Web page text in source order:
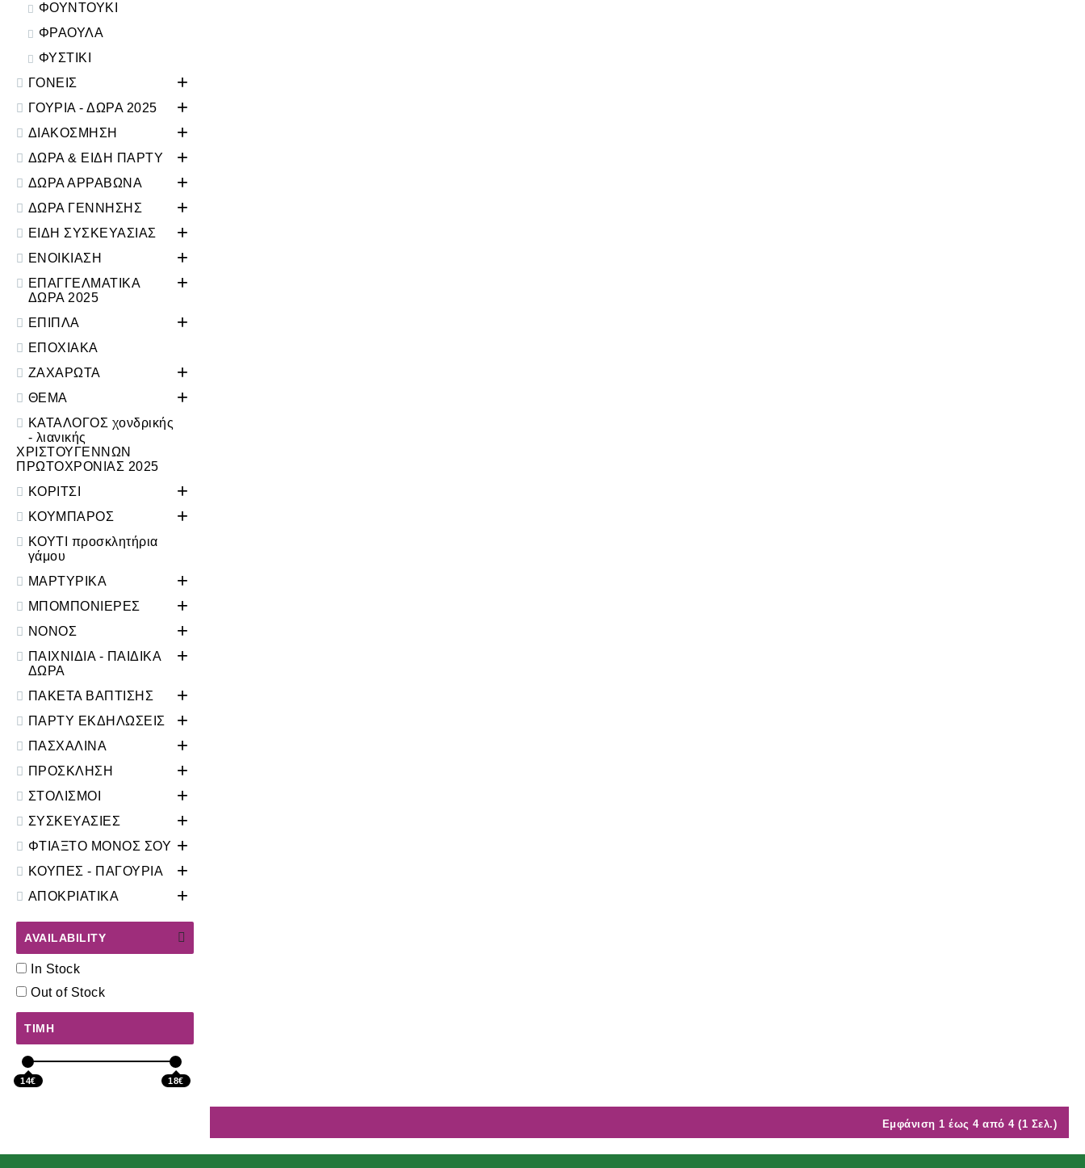
ΦΟΥΝΤΟΥΚΙ
ΦΡΑΟΥΛΑ
ΦΥΣΤΙΚΙ
ΓΟΝΕΙΣ
+
ΓΟΥΡΙΑ - ΔΩΡΑ 2025 +
ΔΙΑΚΟΣΜΗΣΗ +
ΔΩΡΑ & ΕΙΔΗ ΠΑΡΤΥ +
ΔΩΡΑ ΑΡΡΑΒΩΝΑ +
ΔΩΡΑ ΓΕΝΝΗΣΗΣ +
ΕΙΔΗ ΣΥΣΚΕΥΑΣΙΑΣ +
ΕΝΟΙΚΙΑΣΗ +
ΕΠΑΓΓΕΛΜΑΤΙΚΑ
ΔΩΡΑ 2025
+
ΕΠΙΠΛΑ +
ΕΠΟΧΙΑΚΑ
ΖΑΧΑΡΩΤΑ
+
ΘΕΜΑ +
ΚΑΤΑΛΟΓΟΣ χονδρικής
- λιανικής
ΧΡΙΣΤΟΥΓΕΝΝΩΝ
ΠΡΩΤΟΧΡΟΝΙΑΣ 2025
ΚΟΡΙΤΣΙ
+
ΚΟΥΜΠΑΡΟΣ +
ΚΟΥΤΙ προσκλητήρια
γάμου
ΜΑΡΤΥΡΙΚΑ
+
ΜΠΟΜΠΟΝΙΕΡΕΣ +
ΝΟΝΟΣ +
ΠΑΙΧΝΙΔΙΑ - ΠΑΙΔΙΚΑ
ΔΩΡΑ
+
ΠΑΚΕΤΑ ΒΑΠΤΙΣΗΣ +
ΠΑΡΤΥ ΕΚΔΗΛΩΣΕΙΣ +
ΠΑΣΧΑΛΙΝΑ +
ΠΡΟΣΚΛΗΣΗ +
ΣΤΟΛΙΣΜΟΙ +
ΣΥΣΚΕΥΑΣΙΕΣ +
ΦΤΙΑΞΤΟ ΜΟΝΟΣ ΣΟΥ +
ΚΟΥΠΕΣ - ΠΑΓΟΥΡΙΑ +
ΑΠΟΚΡΙΑΤΙΚΑ +
AVAILABILITY
In Stock
Out of Stock
ΤΙΜΉ
14€ 18€
Εμφάνιση 1 έως 4 από 4 (1 Σελ.)